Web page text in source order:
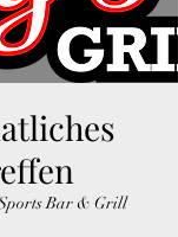
Bar & Grill